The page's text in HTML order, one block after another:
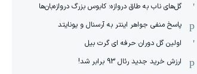
گل‌های ناب به طاق دروازه؛ کابوس بزرگ دروازه‌بان‌ها
پاسخ منفی جواهر اینتر به آرسنال و یونایتد
اولین گل دوران حرفه ای گرت بیل
ارزش خرید جدید رئال 93 برابر شد!